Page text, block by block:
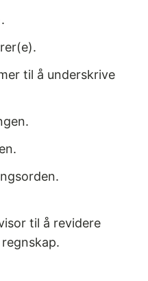
til å underskrive
til å revidere